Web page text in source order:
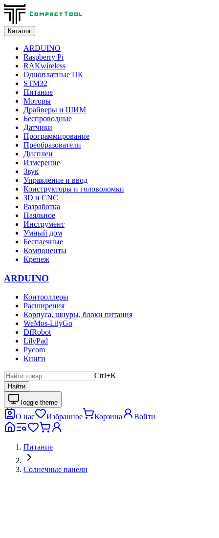
Каталог
ARDUINO
Raspberry Pi
RAKwireless
Одноплатные ПК
STM32
Питание
Моторы
Драйверы и ШИМ
Беспроводные
Датчики
Программирование
Преобразователи
Дисплеи
Измерение
Звук
Управление и ввод
Конструкторы и головоломки
3D и CNC
Разработка
Паяльное
Инструмент
Умный дом
Беспаечные
Компоненты
Крепеж
ARDUINO
Контроллеры
Расширения
Корпуса, шнуры, блоки питания
WeMos-LilyGo
DfRobot
LilyPad
Pycom
Книги
Ctrl+K
Найти
Toggle theme
О нас Избранное Корзина Войти
Питание
Солнечные панели